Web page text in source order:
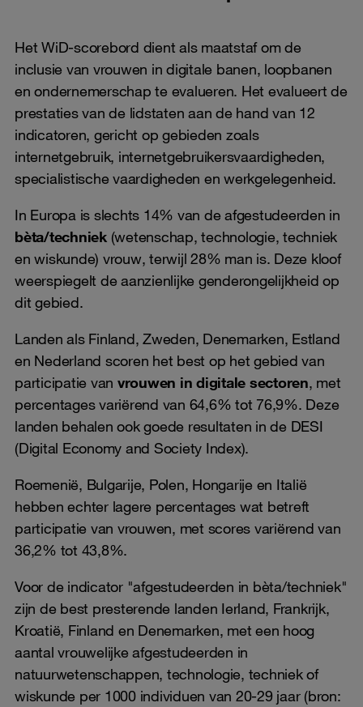
Het WiD-scorebord dient als maatstaf om de
inclusie van vrouwen in digitale banen, loopbanen
en ondernemerschap te evalueren. Het evalueert de
prestaties van de lidstaten aan de hand van 12
indicatoren, gericht op gebieden zoals
internetgebruik, internetgebruikersvaardigheden,
specialistische vaardigheden en werkgelegenheid.
In Europa is slechts 14% van de afgestudeerden in
bèta/techniek(wetenschap, technologie, techniek
en wiskunde) vrouw, terwijl 28% man is. Deze kloof
weerspiegelt de aanzienlijke genderongelijkheid op
dit gebied.
Landen als Finland, Zweden, Denemarken, Estland
en Nederland scoren het best op het gebied van
participatie van vrouwen in digitale sectoren, met
percentages variërend van 64,6% tot 76,9%. Deze
landen behalen ook goede resultaten in de DESI
(Digital Economy and Society Index).
Roemenië, Bulgarije, Polen, Hongarije en Italië
hebben echter lagere percentages wat betreft
participatie van vrouwen, met scores variërend van
36,2% tot 43,8%.
Voor de indicator "afgestudeerden in bèta/techniek"
zijn de best presterende landen Ierland, Frankrijk,
Kroatië, Finland en Denemarken, met een hoog
aantal vrouwelijke afgestudeerden in
natuurwetenschappen, technologie, techniek of
wiskunde per 1000 individuen van 20-29 jaar (bron: